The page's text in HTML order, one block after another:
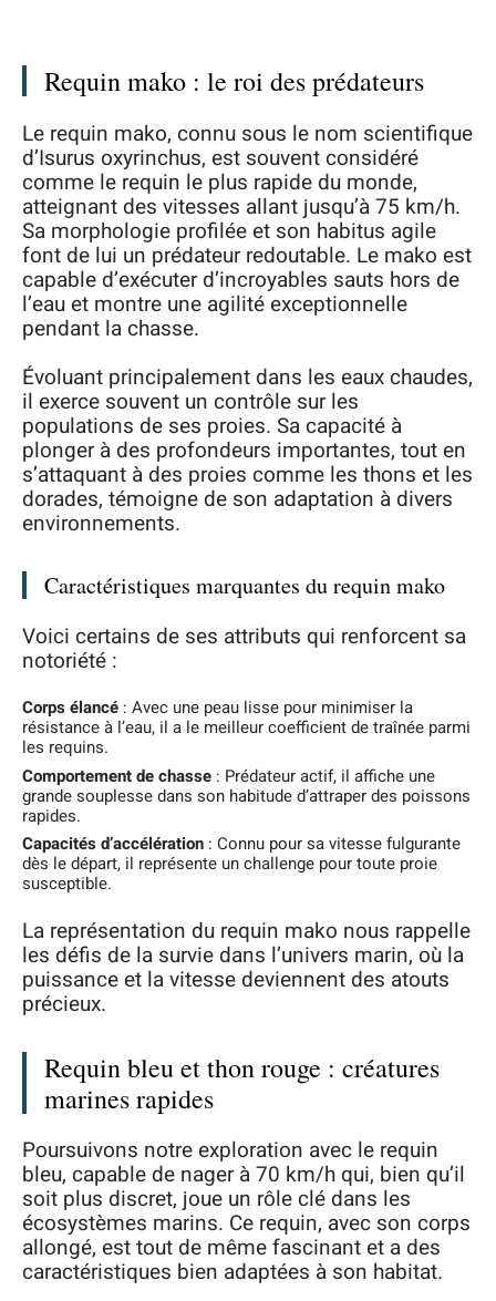
Requin mako : le roi des prédateurs
Le requin mako, connu sous le nom scientifique
d’Isurus oxyrinchus, est souvent considéré
comme le requin le plus rapide du monde,
atteignant des vitesses allant jusqu’à 75 km/h.
Sa morphologie profilée et son habitus agile
font de lui un prédateur redoutable. Le mako est
capable d’exécuter d’incroyables sauts hors de
l’eau et montre une agilité exceptionnelle
pendant la chasse.
Évoluant principalement dans les eaux chaudes,
il exerce souvent un contrôle sur les
populations de ses proies. Sa capacité à
plonger à des profondeurs importantes, tout en
s’attaquant à des proies comme les thons et les
dorades, témoigne de son adaptation à divers
environnements.
Caractéristiques marquantes du requin mako
Voici certains de ses attributs qui renforcent sa
notoriété :
Corps élancé : Avec une peau lisse pour minimiser la
résistance à l’eau, il a le meilleur coefficient de traînée parmi
les requins.
Comportement de chasse : Prédateur actif, il affiche une
grande souplesse dans son habitude d’attraper des poissons
rapides.
Capacités d’accélération : Connu pour sa vitesse fulgurante
dès le départ, il représente un challenge pour toute proie
susceptible.
La représentation du requin mako nous rappelle
les défis de la survie dans l’univers marin, où la
puissance et la vitesse deviennent des atouts
précieux.
Requin bleu et thon rouge : créatures
marines rapides
Poursuivons notre exploration avec le requin
bleu, capable de nager à 70 km/h qui, bien qu’il
soit plus discret, joue un rôle clé dans les
écosystèmes marins. Ce requin, avec son corps
allongé, est tout de même fascinant et a des
caractéristiques bien adaptées à son habitat.